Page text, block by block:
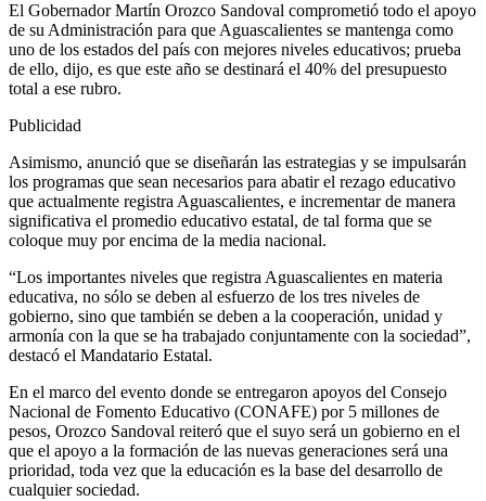
El Gobernador Martín Orozco Sandoval comprometió todo el apoyo
de su Administración para que Aguascalientes se mantenga como
uno de los estados del país con mejores niveles educativos; prueba
de ello, dijo, es que este año se destinará el 40% del presupuesto
total a ese rubro.
Publicidad
Asimismo, anunció que se diseñarán las estrategias y se impulsarán
los programas que sean necesarios para abatir el rezago educativo
que actualmente registra Aguascalientes, e incrementar de manera
significativa el promedio educativo estatal, de tal forma que se
coloque muy por encima de la media nacional.
“Los importantes niveles que registra Aguascalientes en materia
educativa, no sólo se deben al esfuerzo de los tres niveles de
gobierno, sino que también se deben a la cooperación, unidad y
armonía con la que se ha trabajado conjuntamente con la sociedad”,
destacó el Mandatario Estatal.
En el marco del evento donde se entregaron apoyos del Consejo
Nacional de Fomento Educativo (CONAFE) por 5 millones de
pesos, Orozco Sandoval reiteró que el suyo será un gobierno en el
que el apoyo a la formación de las nuevas generaciones será una
prioridad, toda vez que la educación es la base del desarrollo de
cualquier sociedad.